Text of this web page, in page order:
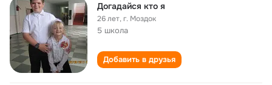
Догадайся кто я
26 лет,г. Моздок
5 школа
Добавить в друзья